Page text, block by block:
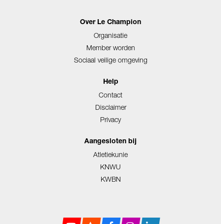
Over Le Champion
Organisatie
Member worden
Sociaal veilige omgeving
Help
Contact
Disclaimer
Privacy
Aangesloten bij
Atletiekunie
KNWU
KWBN